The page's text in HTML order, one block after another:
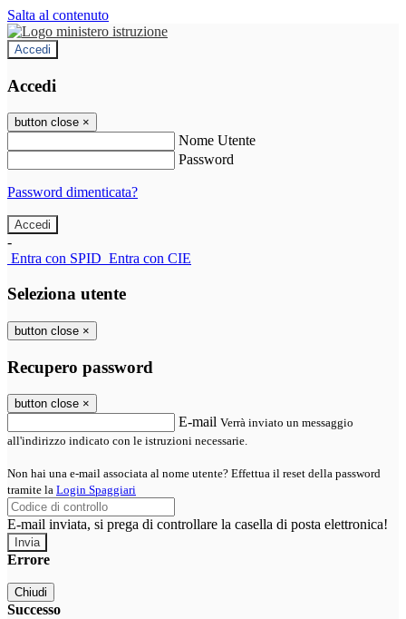
Salta al contenuto
Accedi
Accedi
button close ×
Nome Utente
Password
Password dimenticata?
-
Entra con SPID Entra con CIE
Seleziona utente
button close ×
Recupero password
button close ×
E-mail Verrà inviato un messaggio
all'indirizzo indicato con le istruzioni necessarie.
Non hai una e-mail associata al nome utente? Effettua il reset della password
tramite la Login Spaggiari
E-mail inviata, si prega di controllare la casella di posta elettronica!
Errore
Chiudi
Successo